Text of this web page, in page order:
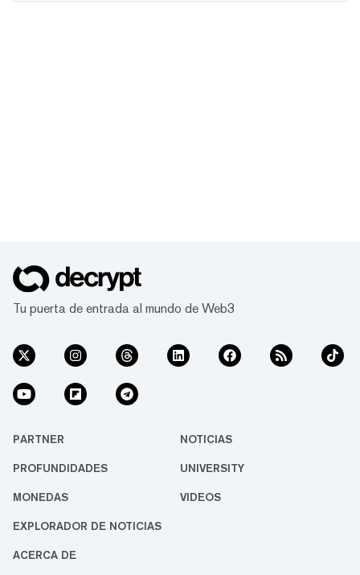
Tu puerta de entrada al mundo de Web3
PARTNER NOTICIAS
PROFUNDIDADES UNIVERSITY
MONEDAS VIDEOS
EXPLORADOR DE NOTICIAS
ACERCA DE